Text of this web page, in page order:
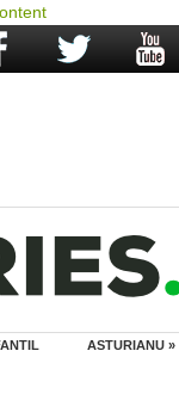
ASTURIANU »